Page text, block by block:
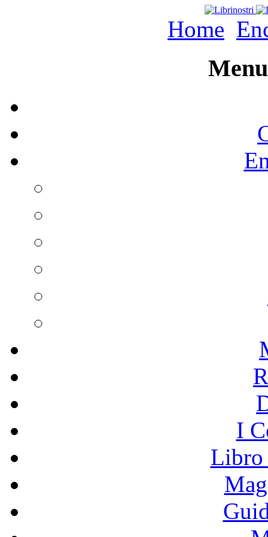
Home
I
Libro